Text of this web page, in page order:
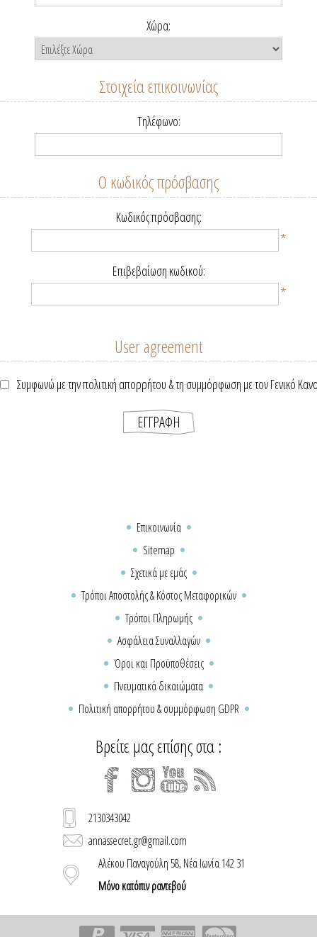
Χώρα:
Στοιχεία επικοινωνίας
Τηλέφωνο:
Ο κωδικός πρόσβασης
Κωδικός πρόσβασης:
*
Επιβεβαίωση κωδικού:
*
User agreement
Συμφωνώ με την πολιτική απορρήτου & τη συμμόρφωση με τον Γενικό
Επικοινωνία
Sitemap
Σχετικά με εμάς
Τρόποι Αποστολής & Κόστος Μεταφορικών
Τρόποι Πληρωμής
Ασφάλεια Συναλλαγών
Όροι και Προϋποθέσεις
Πνευματικά δικαιώματα
Πολιτική απορρήτου & συμμόρφωση GDPR
Βρείτε μας επίσης στα :
2130343042
annassecret.gr@gmail.com
Αλέκου Παναγούλη 58, Νέα Ιωνία 142 31
Μόνο κατόπιν ραντεβού